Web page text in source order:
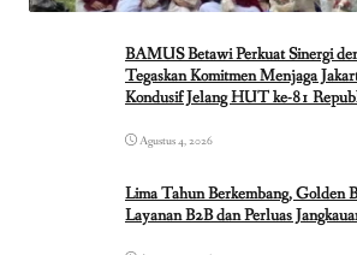
BAMUS Betawi Perkuat Sinergi
Tegaskan Komitmen Menjaga
Kondusif Jelang HUT ke-81
Agustus 4, 2026
Lima Tahun Berkembang, Golden
Layanan B2B dan Perluas